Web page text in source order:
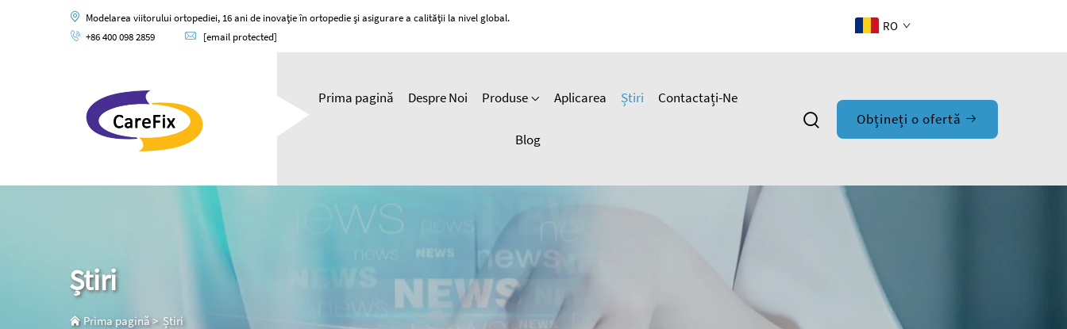
Modelarea viitorului ortopediei, 16 ani de inovație în ortopedie și asigurare a calității la nivel global.
+86 400 098 2859
[email protected]
RO
Prima pagină Despre Noi Produse Aplicarea Știri Contactați-Ne
Blog
Obțineți o ofertă
Știri
Prima pagină> Știri